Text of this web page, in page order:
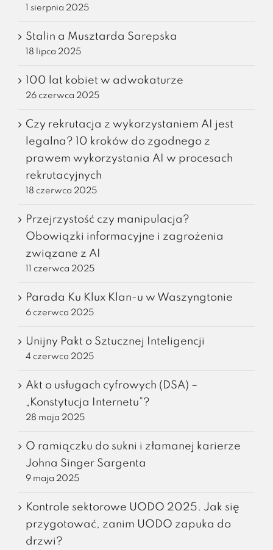
1 sierpnia 2025
Stalin a Musztarda Sarepska
18 lipca 2025
100 lat kobiet w adwokaturze
26 czerwca 2025
Czy rekrutacja z wykorzystaniem AI jest
legalna? 10 kroków do zgodnego z
prawem wykorzystania AI w procesach
rekrutacyjnych
18 czerwca 2025
Przejrzystość czy manipulacja?
Obowiązki informacyjne i zagrożenia
związane z AI
11 czerwca 2025
Parada Ku Klux Klan-u w Waszyngtonie
6 czerwca 2025
Unijny Pakt o Sztucznej Inteligencji
4 czerwca 2025
Akt o usługach cyfrowych (DSA) –
„Konstytucja Internetu”?
28 maja 2025
O ramiączku do sukni i złamanej karierze
Johna Singer Sargenta
9 maja 2025
Kontrole sektorowe UODO 2025. Jak się
przygotować, zanim UODO zapuka do
drzwi?